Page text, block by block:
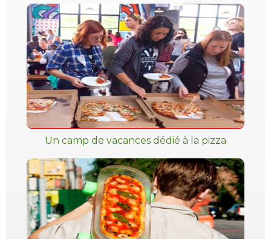
Un camp de vacances dédié à la pizza